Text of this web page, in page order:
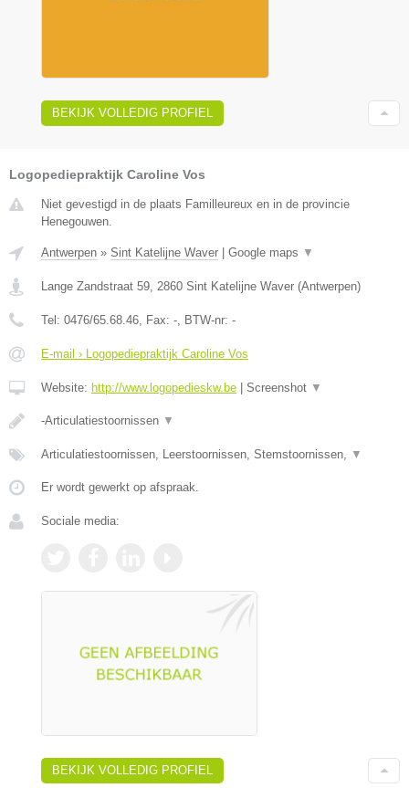
BEKIJK VOLLEDIG PROFIEL
Logopediepraktijk Caroline Vos
Niet gevestigd in de plaats Familleureux en in de provincie
Henegouwen.
Antwerpen » Sint Katelijne Waver Google maps ▼
Lange Zandstraat 59, 2860 Sint Katelijne Waver (Antwerpen)
Tel: 0476/65.68.46, Fax: -, BTW-nr: -
E-mail › Logopediepraktijk Caroline Vos
Website: http://www.logopedieskw.be Screenshot ▼
-Articulatiestoornissen ▼
Articulatiestoornissen, Leerstoornissen, Stemstoornissen, ▼
Er wordt gewerkt op afspraak.
Sociale media:
BEKIJK VOLLEDIG PROFIEL